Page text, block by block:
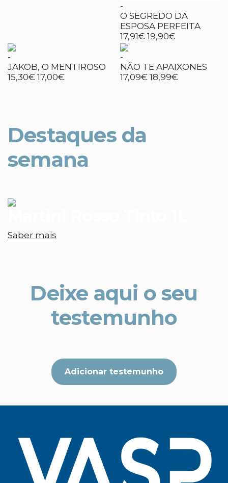
-
O SEGREDO DA
ESPOSA PERFEITA
17,91€ 19,90€
-
JAKOB, O MENTIROSO
15,30€ 17,00€
-
NÃO TE APAIXONES
17,09€ 18,99€
Destaques da
semana
Saber mais
Deixe aqui o seu
testemunho
Adicionar testemunho